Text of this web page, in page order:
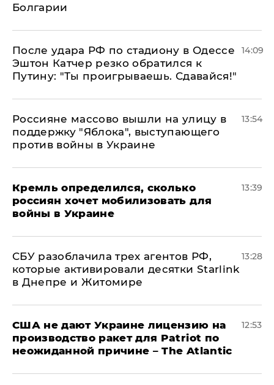
Болгарии
После удара РФ по стадиону в Одессе
Эштон Катчер резко обратился к
Путину: "Ты проигрываешь. Сдавайся!"
14:09
Россияне массово вышли на улицу в
поддержку "Яблока", выступающего
против войны в Украине
13:54
Кремль определился, сколько
россиян хочет мобилизовать для
войны в Украине
13:39
СБУ разоблачила трех агентов РФ,
которые активировали десятки Starlink
в Днепре и Житомире
13:28
США не дают Украине лицензию на
производство ракет для Patriot по
неожиданной причине – The Atlantic
12:53